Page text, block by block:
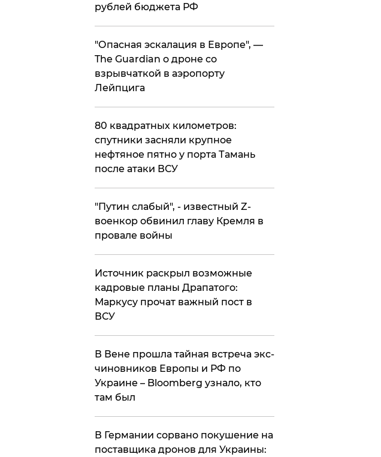
рублей бюджета РФ
"Опасная эскалация в Европе", —
The Guardian о дроне со
взрывчаткой в аэропорту
Лейпцига
80 квадратных километров:
спутники засняли крупное
нефтяное пятно у порта Тамань
после атаки ВСУ
​"Путин слабый", - известный Z-
военкор обвинил главу Кремля в
провале войны
​Источник раскрыл возможные
кадровые планы Драпатого:
Маркусу прочат важный пост в
ВСУ
В Вене прошла тайная встреча экс-
чиновников Европы и РФ по
Украине – Bloomberg узнало, кто
там был
​В Германии сорвано покушение на
поставщика дронов для Украины: